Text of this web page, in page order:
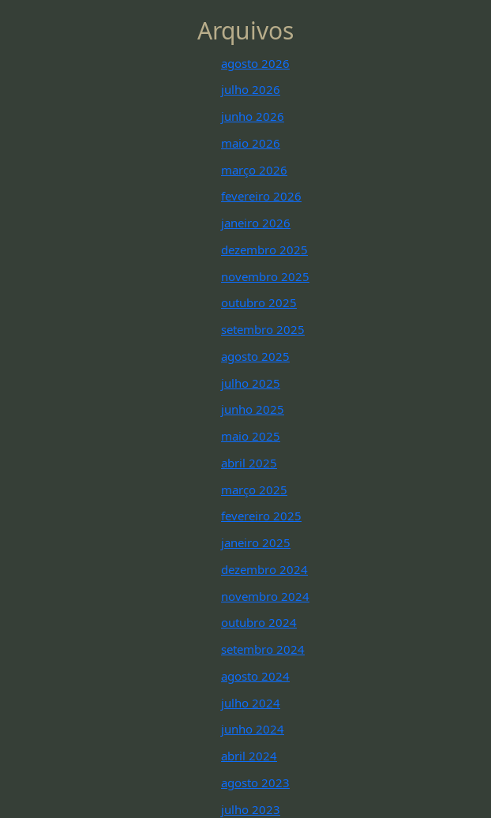
Arquivos
agosto 2026
julho 2026
junho 2026
maio 2026
março 2026
fevereiro 2026
janeiro 2026
dezembro 2025
novembro 2025
outubro 2025
setembro 2025
agosto 2025
julho 2025
junho 2025
maio 2025
abril 2025
março 2025
fevereiro 2025
janeiro 2025
dezembro 2024
novembro 2024
outubro 2024
setembro 2024
agosto 2024
julho 2024
junho 2024
abril 2024
agosto 2023
julho 2023